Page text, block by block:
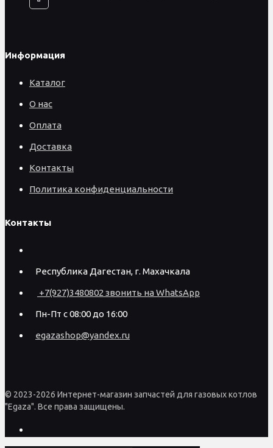
Информация
Каталог
О нас
Оплата
Доставка
Контакты
Политика конфиденциальности
Контакты
Республика Дагестан, г. Махачкала
+7(927)3480802 звонить на WhatsApp
Пн-Пт с 08:00 до 16:00
egazashop@yandex.ru
© 2023-2026 Интернет-магазин запчастей для газовых котлов
"Egaza". Все права защищены.